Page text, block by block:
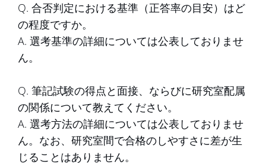
Q. 合否判定における基準（正答率の目安）はど
の程度ですか。
A. 選考基準の詳細については公表しておりませ
ん。
Q. 筆記試験の得点と面接、ならびに研究室配属
の関係について教えてください。
A. 選考方法の詳細については公表しておりませ
ん。なお、研究室間で合格のしやすさに差が生
じることはありません。